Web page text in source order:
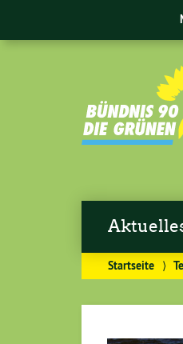
Startseite ⟩